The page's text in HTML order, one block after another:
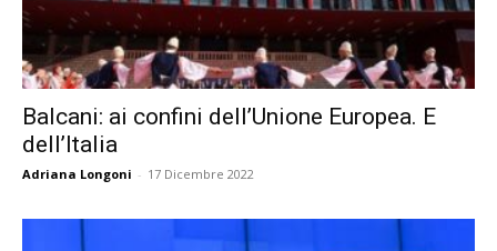
Balcani: ai confini dell’Unione Europea. E
dell’Italia
Adriana Longoni - 17 Dicembre 2022